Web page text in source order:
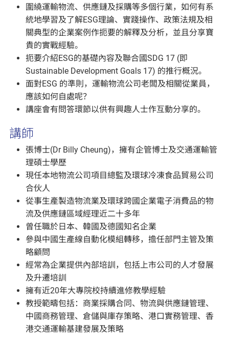
圍繞運輸物流、供應鏈及採購等多個行業，如何有系
統地學習及了解ESG理論、實踐操作、政策法規及相
關典型的企業案例作扼要的解釋及分析，並且分享寶
貴的實戰經驗。
扼要介紹ESG的基礎內容及聯合國SDG 17 (即
Sustainable Development Goals 17) 的推行概況。
面對ESG 的準則，運輸物流公司老闆及相關從業員，
應該如何自處呢？
講座會有問答環節以供有興趣人士作互動分享的。
講師
張博士(Dr Billy Cheung)，擁有企管博士及交通運輸管
理碩士學歷
現任本地物流公司項目總監及環球冷凍食品貿易公司
合伙人
從事生產製造物流業及環球跨國企業電子消費品的物
流及供應鏈區域經理近二十多年
曾任職於日本、韓國及德國知名企業
參與中國生產線自動化模組轉移，擔任部門主管及策
略顧問
經常為企業提供內部培訓，包括上市公司的人才發展
及升遷培訓
擁有近20年大專院校持續進修教學經驗
教授範疇包括：商業採購合同、物流與供應鏈管理、
中國商務管理、倉儲與庫存策略、港口實務管理、香
港交通運輸基建發展及策略